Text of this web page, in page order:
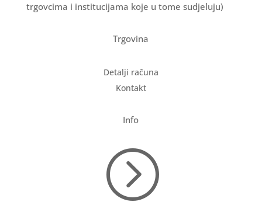
trgovcima i institucijama koje u tome sudjeluju)
Trgovina
Detalji računa
Kontakt
Info
=